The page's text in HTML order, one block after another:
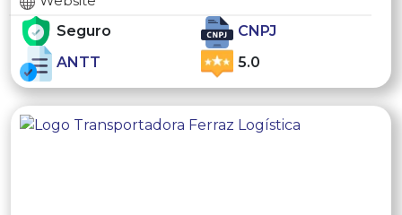
Seguro
CNPJ
ANTT
5.0